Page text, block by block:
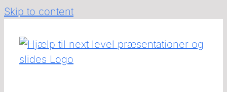
Skip to content